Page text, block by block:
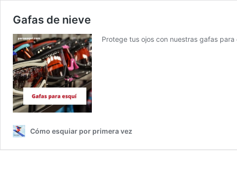
Gafas de nieve
Protege tus ojos con nuestras gafas
Cómo esquiar por primera vez